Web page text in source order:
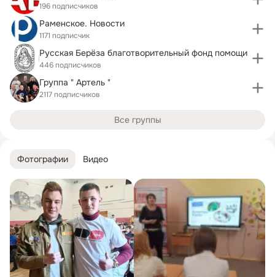
Фотографии Видео
196 подписчиков
Раменское. Новости
1171 подписчик
Русская Берёза благотворительный фонд помощи
446 подписчиков
Группа " Артель "
2117 подписчиков
Все группы